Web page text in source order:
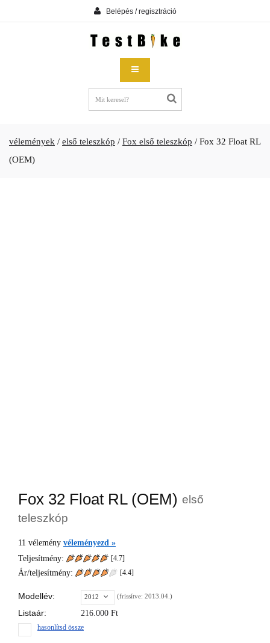
Belépés / regisztráció
vélemények / első teleszkóp / Fox első teleszkóp / Fox 32 Float RL
(OEM)
Fox 32 Float RL (OEM) első
teleszkóp
11 vélemény véleményezd »
Teljesítmény:
[4.7]
Ár/teljesítmény: [4.4]
Modellév: 2012 (frissítve: 2013.04.)
Listaár: 216.000 Ft
hasonlítsd össze